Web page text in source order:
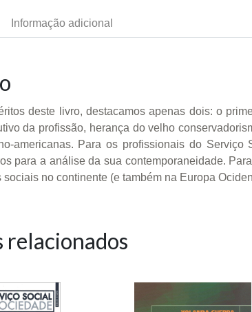
Informação adicional
deste livro, destacamos apenas dois: o
da profissão, herança do velho
americanas. Para os profissionais do
para a análise da sua contemporaneidade.
sociais no continente (e também na Europa
relacionados